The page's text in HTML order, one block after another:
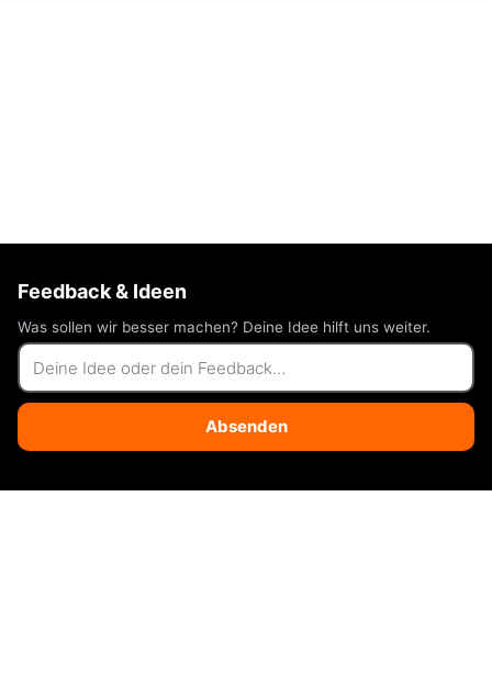
Feedback & Ideen
Was sollen wir besser machen? Deine Idee hilft uns weiter.
Absenden